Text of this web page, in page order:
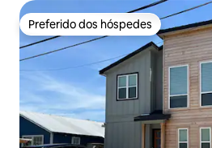
Preferido dos hóspedes
Preferido dos hóspedes